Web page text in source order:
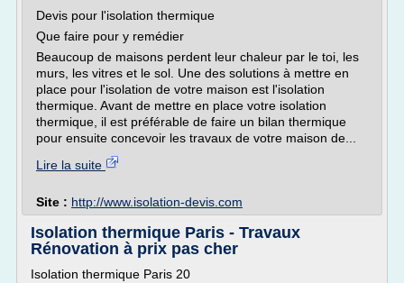
Devis pour l'isolation thermique
Que faire pour y remédier
Beaucoup de maisons perdent leur chaleur par le toi, les
murs, les vitres et le sol. Une des solutions à mettre en
place pour l'isolation de votre maison est l'isolation
thermique. Avant de mettre en place votre isolation
thermique, il est préférable de faire un bilan thermique
pour ensuite concevoir les travaux de votre maison de...
Lire la suite
Site : http://www.isolation-devis.com
Isolation thermique Paris - Travaux
Rénovation à prix pas cher
Isolation thermique Paris 20